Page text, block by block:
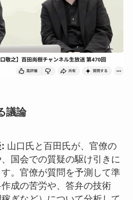
議論
山口氏と百田氏が、官僚の
国会での質疑の駆け引きに
。官僚が質問を予測して準
成の苦労や、答弁の技術